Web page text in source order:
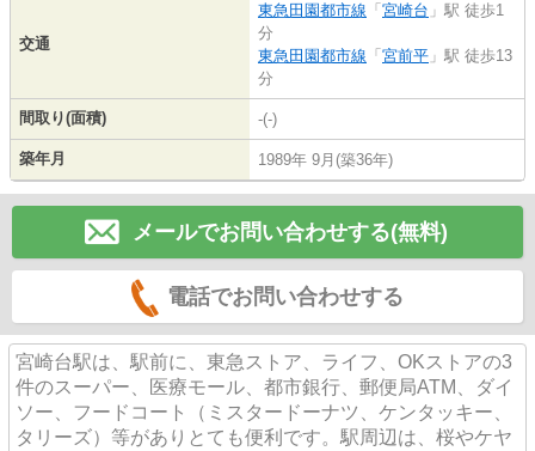
交通
東急田園都市線 「 宮崎台 」駅 徒歩1
分
東急田園都市線 「 宮前平 」駅 徒歩13
分
間取り(面積) -(-)
築年月 1989年 9月(築36年)
メールでお問い合わせする(無料)
電話でお問い合わせする
宮崎台駅は、駅前に、東急ストア、ライフ、OKストアの3
件のスーパー、医療モール、都市銀行、郵便局ATM、ダイ
ソー、フードコート（ミスタードーナツ、ケンタッキー、
タリーズ）等がありとても便利です。駅周辺は、桜やケヤ